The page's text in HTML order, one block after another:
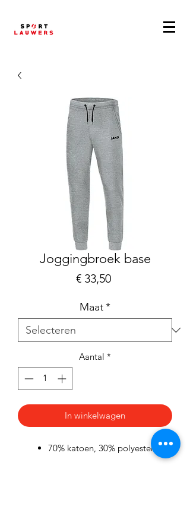
Joggingbroek base
€ 33,50Prijs
Maat*
Aantal *
In winkelwagen
70% katoen, 30% polyester